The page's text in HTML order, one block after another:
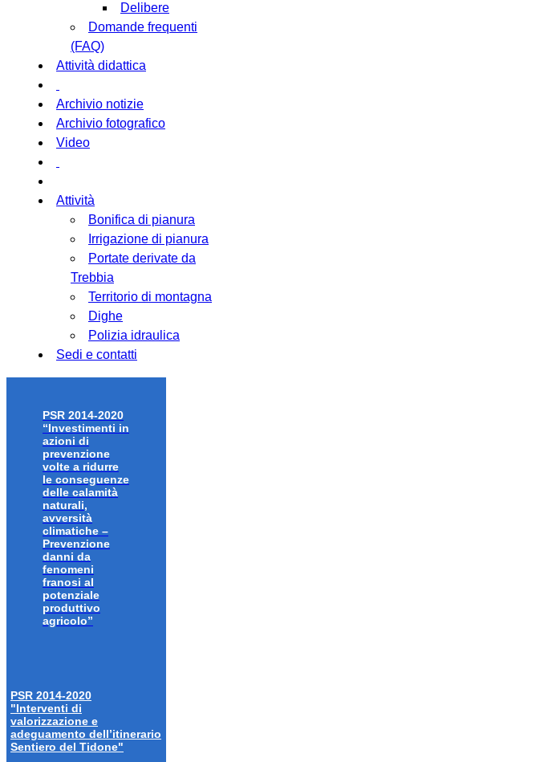
Delibere
Domande frequenti
(FAQ)
Attività didattica
Archivio notizie
Archivio fotografico
Video
Attività
Bonifica di pianura
Irrigazione di pianura
Portate derivate da
Trebbia
Territorio di montagna
Dighe
Polizia idraulica
Sedi e contatti
PSR 2014-2020
“Investimenti in
azioni di
prevenzione
volte a ridurre
le conseguenze
delle calamità
naturali,
avversità
climatiche –
Prevenzione
danni da
fenomeni
franosi al
potenziale
produttivo
agricolo”
PSR 2014-2020
"Interventi di
valorizzazione e
adeguamento dell’itinerario
Sentiero del Tidone"